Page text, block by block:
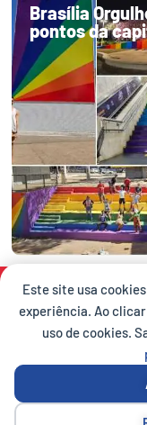
Este site usa
experiência. Ao
uso de cookies.
Brasília
pontos da
Site desenvolvido
Execução: